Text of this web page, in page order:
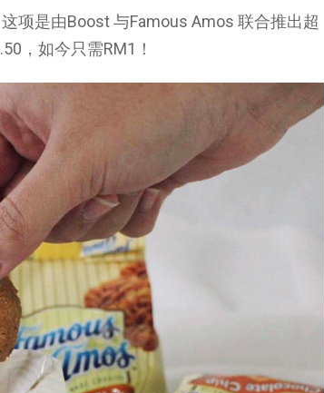
项是由Boost 与Famous Amos 联合推出超
，如今只需RM1！